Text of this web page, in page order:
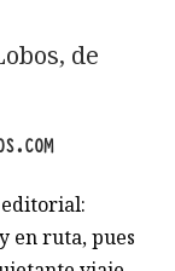
de
en ruta, pues